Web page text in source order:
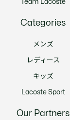
Team Lacoste
Categories
メンズ
レディース
キッズ
Lacoste Sport
Our Partners